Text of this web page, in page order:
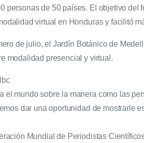
personas de 50 países. El objetivo
virtual en Honduras y facilitó
de julio, el Jardín Botánico de
modalidad presencial y virtual.
el mundo sobre la manera como las
dar una oportunidad de mostrarle
Mundial de Periodistas